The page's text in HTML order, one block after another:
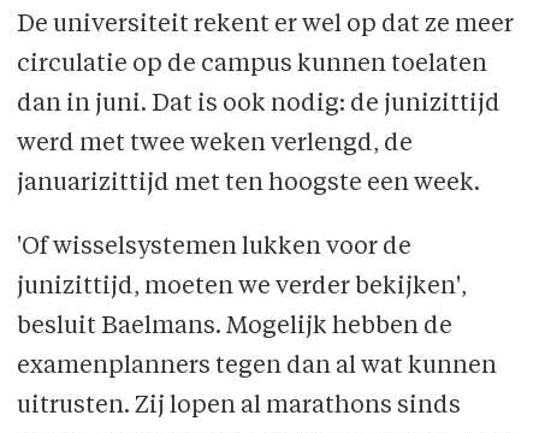
De universiteit rekent er wel op dat ze meer
circulatie op de campus kunnen toelaten
dan in juni. Dat is ook nodig: de junizittijd
werd met twee weken verlengd, de
januarizittijd met ten hoogste een week.
'Of wisselsystemen lukken voor de
junizittijd, moeten we verder bekijken',
besluit Baelmans. Mogelijk hebben de
examenplanners tegen dan al wat kunnen
uitrusten. Zij lopen al marathons sinds